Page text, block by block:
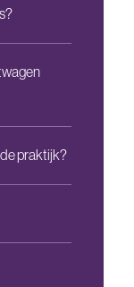
praktijk?